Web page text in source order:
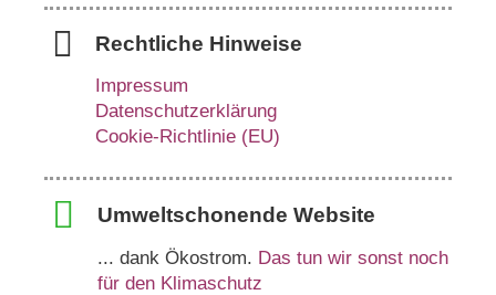
Rechtliche Hinweise
Impressum
Datenschutzerklärung
Cookie-Richtlinie (EU)
Umweltschonende Website
... dank Ökostrom. Das tun wir sonst noch
für den Klimaschutz